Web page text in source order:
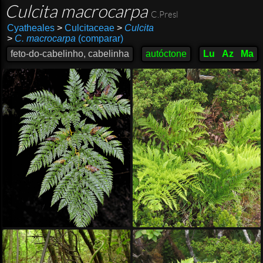
Culcita macrocarpa C.Presl
Cyatheales >Culcitaceae > Culcita
> C. macrocarpa (comparar)
feto-do-cabelinho, cabelinha
autóctone Lu Az Ma